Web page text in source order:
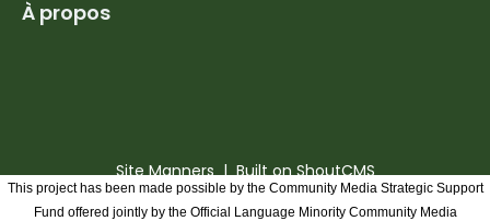
À propos
Site Manners| Built onShoutCMS
This project has been made possible by the Community Media Strategic Support
Fund offered jointly by the Official Language Minority Community Media